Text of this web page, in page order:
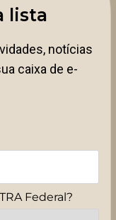
lista
notícias
caixa de e-
Federal?